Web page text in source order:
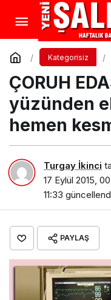
Kategorisiz
ÇORUH
yüzünden
hemen
Turgay İkinci
17 Eylül 2015,
11:33
PAYLAŞ